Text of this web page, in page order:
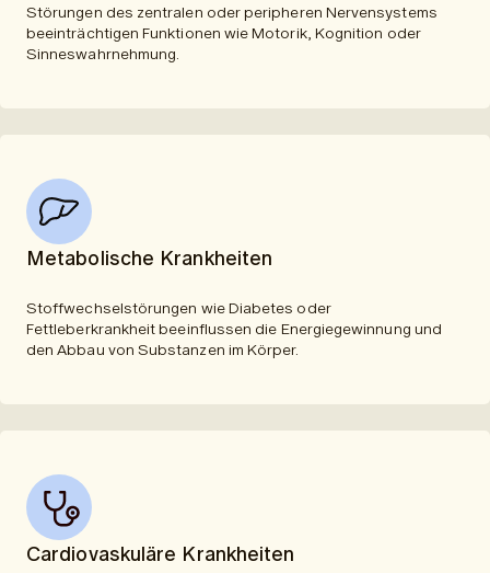
Störungen des zentralen oder peripheren Nervensystems
beeinträchtigen Funktionen wie Motorik, Kognition oder
Sinneswahrnehmung.
Metabolische Krankheiten
Stoffwechselstörungen wie Diabetes oder
Fettleberkrankheit beeinflussen die Energiegewinnung und
den Abbau von Substanzen im Körper.
Cardiovaskuläre Krankheiten